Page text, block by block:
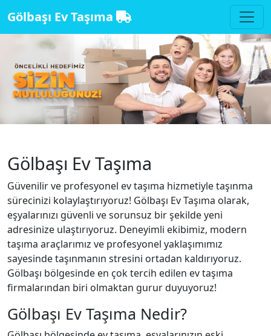
Gölbaşı Ev Taşıma
Gölbaşı Ev Taşıma
Güvenilir ve profesyonel ev taşıma hizmetiyle taşınma
sürecinizi kolaylaştırıyoruz! Gölbaşı Ev Taşıma olarak,
eşyalarınızı güvenli ve sorunsuz bir şekilde yeni
adresinize ulaştırıyoruz. Deneyimli ekibimiz, modern
taşıma araçlarımız ve profesyonel yaklaşımımız
sayesinde taşınmanın stresini ortadan kaldırıyoruz.
Gölbaşı bölgesinde en çok tercih edilen ev taşıma
firmalarından biri olmaktan gurur duyuyoruz!
Gölbaşı Ev Taşıma Nedir?